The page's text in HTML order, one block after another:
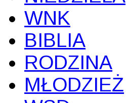
WNK
BIBLIA
RODZINA
MŁODZIEŻ